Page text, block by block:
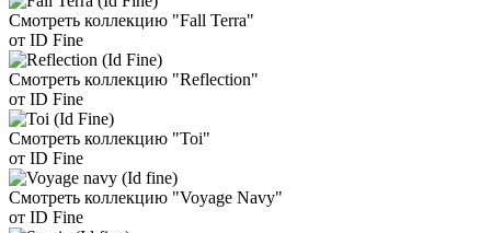
Смотреть коллекцию "Fall Terra"
от ID Fine
Смотреть коллекцию "Reflection"
от ID Fine
Смотреть коллекцию "Toi"
от ID Fine
Смотреть коллекцию "Voyage Navy"
от ID Fine